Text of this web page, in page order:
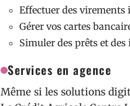
Effectuer des virements
Gérer vos cartes
Simuler des prêts et
Services en agence
Même si les solutions